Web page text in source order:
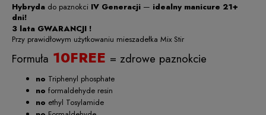
Hybryda do paznokci IV Generacji — idealny manicure 21+
dni!
3 lata GWARANCJI !
Przy prawidłowym użytkowaniu mieszadełka Mix Stir
Formuła 10FREE = zdrowe paznokcie
no Triphenyl phosphate
no formaldehyde resin
no ethyl Tosylamide